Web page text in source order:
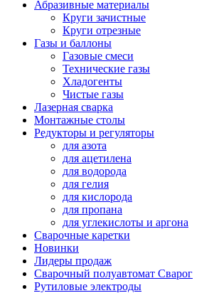
Абразивные материалы
Круги зачистные
Круги отрезные
Газы и баллоны
Газовые смеси
Технические газы
Хладогенты
Чистые газы
Лазерная сварка
Монтажные столы
Редукторы и регуляторы
для азота
для ацетилена
для водорода
для гелия
для кислорода
для пропана
для углекислоты и аргона
Сварочные каретки
Новинки
Лидеры продаж
Сварочный полуавтомат Сварог
Рутиловые электроды